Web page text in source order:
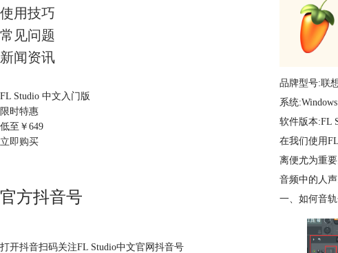
使用技巧
常见问题
新闻资讯
FL Studio 中文入门版
限时特惠
低至￥ 649
立即购买
官方抖音号
打开抖音扫码关注FL Studio中文官网抖音号
品牌型号:联
系统
软件版本:FL
在我们使用
离便尤为重
音频中的人
一、如何音